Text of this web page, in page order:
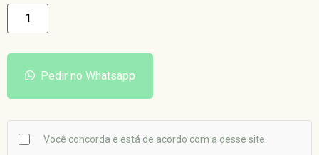
Pedir no Whatsapp
Você concorda e está de acordo com a desse site.